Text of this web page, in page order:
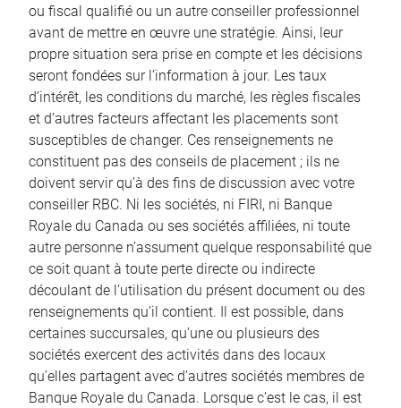
ou fiscal qualifié ou un autre conseiller professionnel
avant de mettre en œuvre une stratégie. Ainsi, leur
propre situation sera prise en compte et les décisions
seront fondées sur l’information à jour. Les taux
d’intérêt, les conditions du marché, les règles fiscales
et d’autres facteurs affectant les placements sont
susceptibles de changer. Ces renseignements ne
constituent pas des conseils de placement ; ils ne
doivent servir qu’à des fins de discussion avec votre
conseiller RBC. Ni les sociétés, ni FIRI, ni Banque
Royale du Canada ou ses sociétés affiliées, ni toute
autre personne n’assument quelque responsabilité que
ce soit quant à toute perte directe ou indirecte
découlant de l’utilisation du présent document ou des
renseignements qu’il contient. Il est possible, dans
certaines succursales, qu’une ou plusieurs des
sociétés exercent des activités dans des locaux
qu’elles partagent avec d’autres sociétés membres de
Banque Royale du Canada. Lorsque c’est le cas, il est